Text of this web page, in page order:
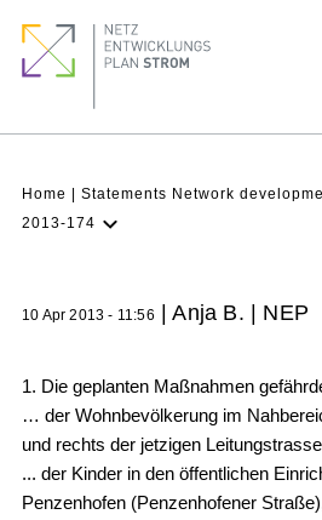
main
Breadcrumb
Home
Statements Network
2013-174
Archive
10 Apr 2013 - 11:56 | Anja B. | NEP
1. Die geplanten Maßnahmen
… der Wohnbevölkerung im
und rechts der jetzigen Leitungstrasse
... der Kinder in den öffentlichen
Penzenhofen (Penzenhofener
quick
links